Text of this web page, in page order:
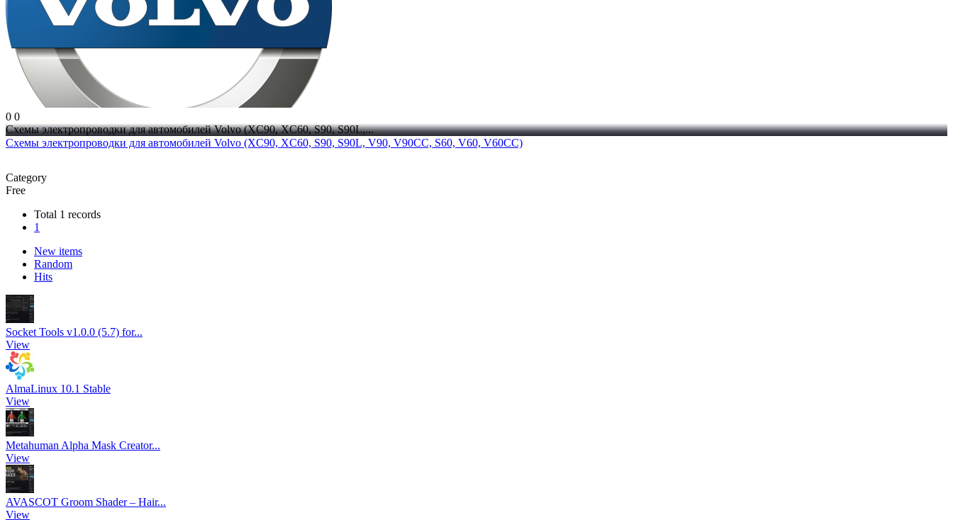
0 0
Схемы электропроводки для автомобилей Volvo (XC90, XC60, S90, S90L,...
Схемы электропроводки для автомобилей Volvo (XC90, XC60, S90, S90L, V90, V90CC, S60, V60, V60CC)
Category
Free
Total 1 records
1
New items
Random
Hits
Socket Tools v1.0.0 (5.7) for...
View
AlmaLinux 10.1 Stable
View
Metahuman Alpha Mask Creator...
View
AVASCOT Groom Shader – Hair...
View